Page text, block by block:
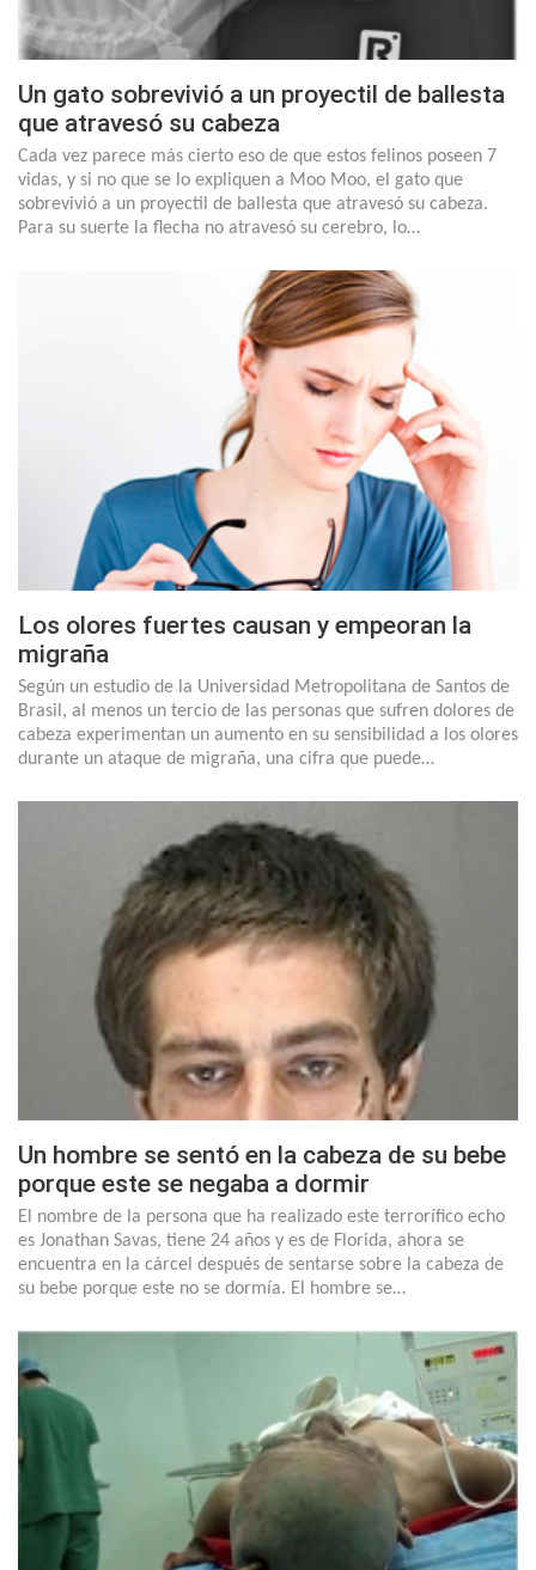
Un gato sobrevivió a un proyectil de ballesta
que atravesó su cabeza
Cada vez parece más cierto eso de que estos felinos poseen 7
vidas, y si no que se lo expliquen a Moo Moo, el gato que
sobrevivió a un proyectil de ballesta que atravesó su cabeza.
Para su suerte la flecha no atravesó su cerebro, lo…
Los olores fuertes causan y empeoran la
migraña
Según un estudio de la Universidad Metropolitana de Santos de
Brasil, al menos un tercio de las personas que sufren dolores de
cabeza experimentan un aumento en su sensibilidad a los olores
durante un ataque de migraña, una cifra que puede…
Un hombre se sentó en la cabeza de su bebe
porque este se negaba a dormir
El nombre de la persona que ha realizado este terrorífico echo
es Jonathan Savas, tiene 24 años y es de Florida, ahora se
encuentra en la cárcel después de sentarse sobre la cabeza de
su bebe porque este no se dormía. El hombre se…